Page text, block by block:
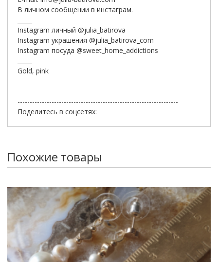
В личном сообщении в инстаграм.
Instagram личный @julia_batirova
Instagram украшения @julia_batirova_com
Instagram посуда @sweet_home_addictions
Gold, pink
------------------------------------------------------------------
Поделитесь в соцсетях:
Похожие товары